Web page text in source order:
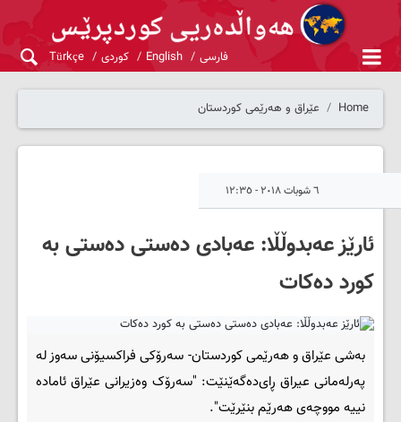
فارسی English کوردی Türkçe
Home عێراق و هەرێمی کوردستان
٦ شوبات ٢٠١٨ - ١٢:٣٥
ئارێز عه‌بدوڵڵا: عه‌بادی ده‌ستی ده‌ستی به‌
کورد ده‌کات
به‌شی عێراق و هه‌رێمی کوردستان- سه‌رۆكی فراكسیۆنی سه‌وز له‌
په‌رله‌مانی عیراق ڕای‌ده‌گه‌ێنێت: "سه‌رۆک وه‌زیرانی عێراق ئاماده‌
نییه‌ مووچه‌ی هه‌رێم بنێرێت".